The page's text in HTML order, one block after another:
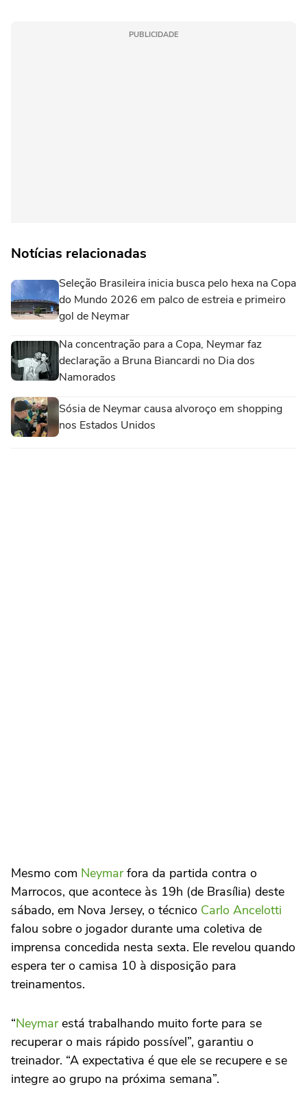
PUBLICIDADE
Notícias relacionadas
Seleção Brasileira inicia busca pelo hexa na Copa
do Mundo 2026 em palco de estreia e primeiro
gol de Neymar
Na concentração para a Copa, Neymar faz
declaração a Bruna Biancardi no Dia dos
Namorados
Sósia de Neymar causa alvoroço em shopping
nos Estados Unidos
Mesmo com Neymarfora da partida contra o
Marrocos, que acontece às 19h (de Brasília) deste
sábado, em Nova Jersey, o técnico Carlo Ancelotti
falou sobre o jogador durante uma coletiva de
imprensa concedida nesta sexta. Ele revelou quando
espera ter o camisa 10 à disposição para
treinamentos.
“Neymarestá trabalhando muito forte para se
recuperar o mais rápido possível”, garantiu o
treinador. “A expectativa é que ele se recupere e se
integre ao grupo na próxima semana”.